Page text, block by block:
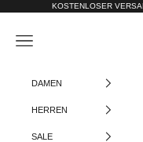
Zum Inhalt springenKOSTENLOSER
Menü
DAMEN
HERREN
SALE